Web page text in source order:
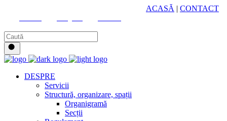
ACASĂ | CONTACT
DESPRE
Servicii
Structură, organizare, spații
Organigramă
Secții